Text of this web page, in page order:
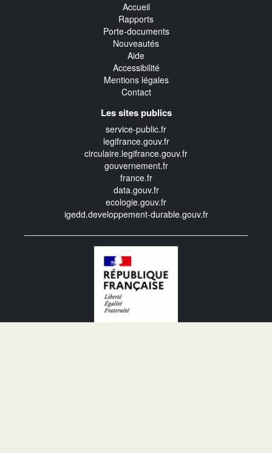
Accueil
Rapports
Porte-documents
Nouveautés
Aide
Accessibilité
Mentions légales
Contact
Les sites publics
service-public.fr
legifrance.gouv.fr
circulaire.legifrance.gouv.fr
gouvernement.fr
france.fr
data.gouv.fr
ecologie.gouv.fr
igedd.developpement-durable.gouv.fr